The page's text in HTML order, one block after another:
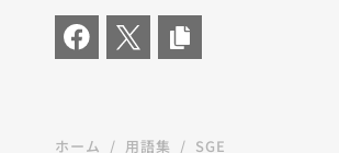
ホーム 用語集 SGE